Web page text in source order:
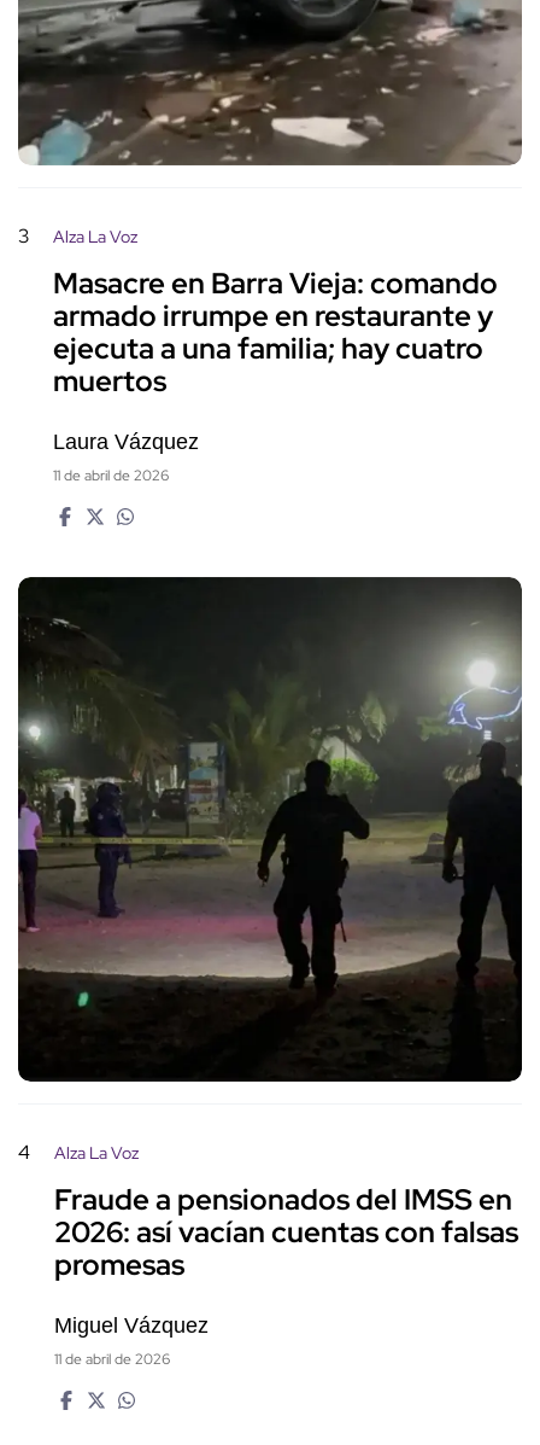
3 Alza La Voz
Masacre en Barra Vieja: comando
armado irrumpe en restaurante y
ejecuta a una familia; hay cuatro
muertos
Laura Vázquez
11 de abril de 2026
4 Alza La Voz
Fraude a pensionados del IMSS en
2026: así vacían cuentas con falsas
promesas
Miguel Vázquez
11 de abril de 2026